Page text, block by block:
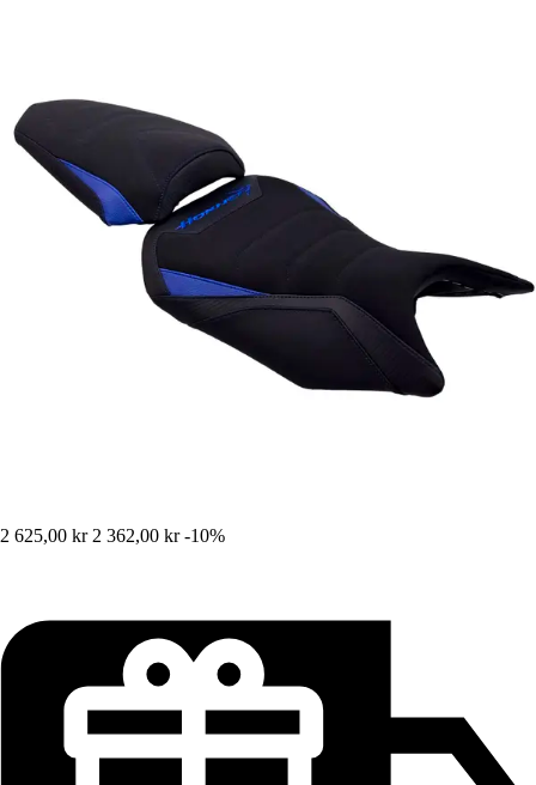
2 625,00 kr 2 362,00 kr -10%